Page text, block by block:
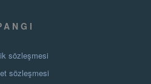
sözleşmesi
sözleşmesi